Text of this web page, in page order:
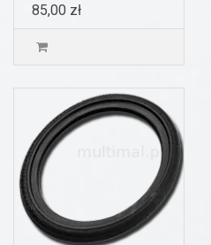
85,00 zł